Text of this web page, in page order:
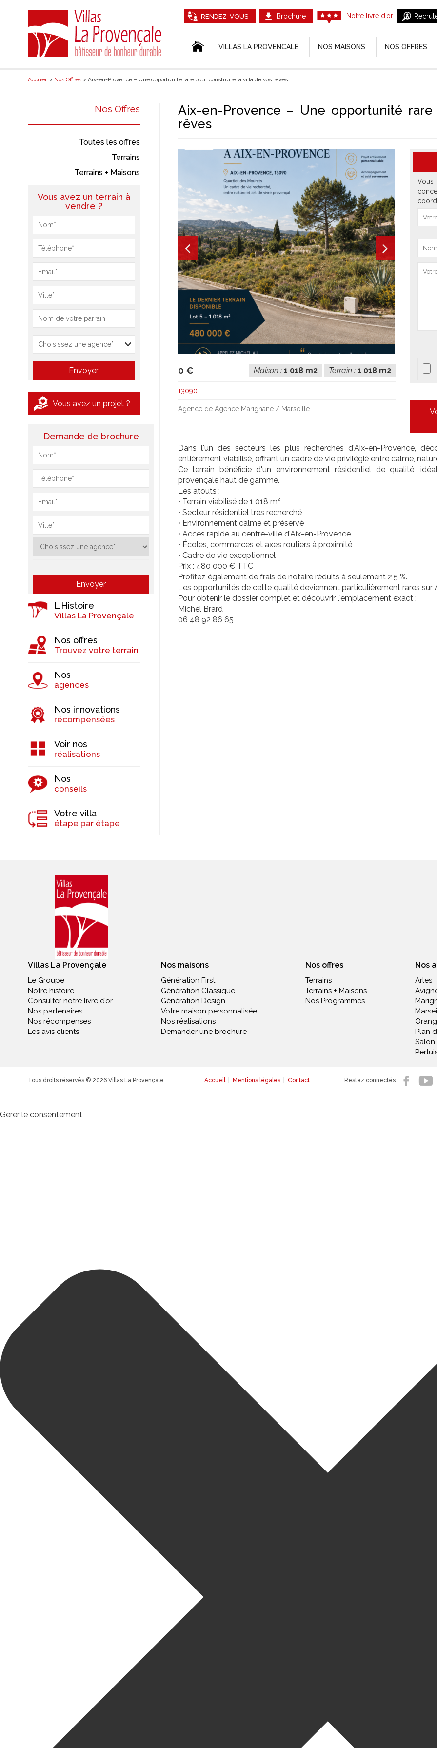
RENDEZ-VOUS Brochure Notre livre d’or
VILLAS LA PROVENCALE NOS MAISONS NOS OFFRES
Accueil> Nos Offres > Aix-en-Provence – Une opportunité rare pour construire la villa de vos rêves
Aix-en-Provence – Une opportunité
rêves
0 € Terrain : 1 018 m2
Maison : 1 018 m2
13090
Agence de Agence Marignane / Marseille
Vous
Dans l'un des secteurs les plus recherchés d'Aix-en-Provence,
entièrement viabilisé, offrant un cadre de vie privilégié entre calme,
Ce terrain bénéficie d'un environnement résidentiel de qualité,
provençale haut de gamme.
Les atouts :
• Terrain viabilisé de 1 018 m²
• Secteur résidentiel très recherché
• Environnement calme et préservé
• Accès rapide au centre-ville d'Aix-en-Provence
• Écoles, commerces et axes routiers à proximité
• Cadre de vie exceptionnel
Prix : 480 000 € TTC
Profitez également de frais de notaire réduits à seulement 2,5 %.
Les opportunités de cette qualité deviennent particulièrement rares sur
Pour obtenir le dossier complet et découvrir l'emplacement exact :
Michel Brard
06 48 92 86 65
Nos Offres
Toutes les offres
Terrains
Terrains + Maisons
Vous avez un terrain à
vendre ?
Vous avez un projet ?
Demande de brochure
L'Histoire
Villas La Provençale
Nos offres
Trouvez votre terrain
Nos
agences
Nos innovations
récompensées
Voir nos
réalisations
Nos
conseils
Votre villa
étape par étape
Villas La Provençale
Le Groupe
Notre histoire
Consulter notre livre d’or
Nos partenaires
Nos récompenses
Les avis clients
Nos maisons
Génération First
Génération Classique
Génération Design
Votre maison personnalisée
Nos réalisations
Demander une brochure
Nos offres
Terrains
Terrains + Maisons
Nos Programmes
Nos
Arles
Plan
Salon
© 2026 Villas La Provençale.
Tous droits réservés. Accueil| Mentions légales Contact Restez connectés
Gérer le consentement